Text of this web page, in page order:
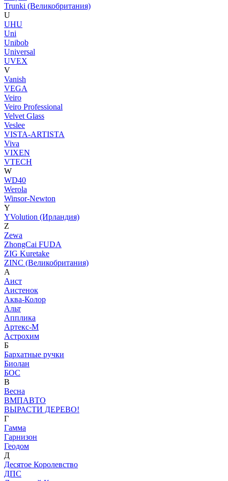
Trunki (Великобритания)
U
UHU
Uni
Unibob
Universal
UVEX
V
Vanish
VEGA
Veiro
Veiro Professional
Velvet Glass
Veslee
VISTA-ARTISTA
Viva
VIXEN
VTECH
W
WD40
Werola
Winsor-Newton
Y
YVolution (Ирландия)
Z
Zewa
ZhongCai FUDA
ZIG Kuretake
ZINC (Великобритания)
А
Аист
Аистенок
Аква-Колор
Альт
Апплика
Артекс-М
Астрохим
Б
Бархатные ручки
Биолан
БОС
В
Весна
ВМПАВТО
ВЫРАСТИ ДЕРЕВО!
Г
Гамма
Гарнизон
Геодом
Д
Десятое Королевство
ДПС